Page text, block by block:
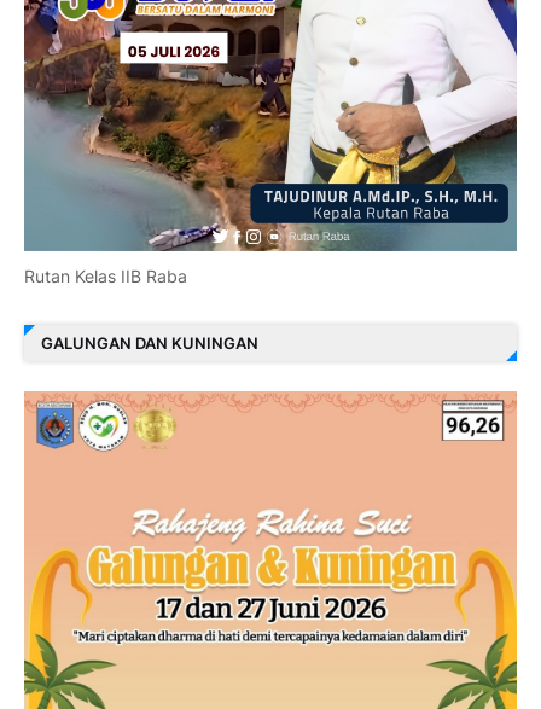
Rutan Kelas IIB Raba
GALUNGAN DAN KUNINGAN